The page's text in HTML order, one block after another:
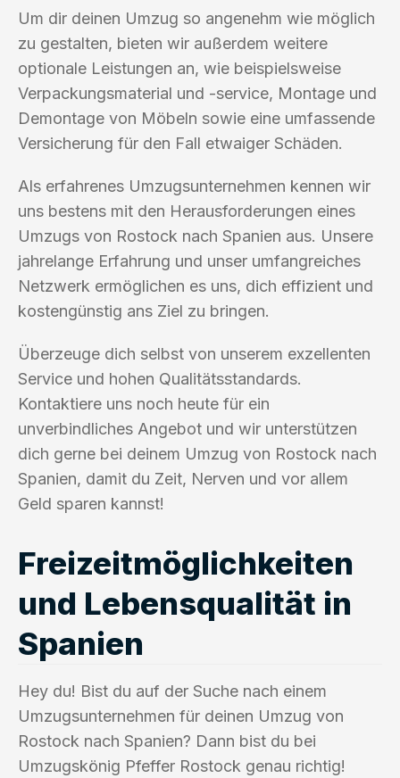
Um dir deinen Umzug so angenehm wie möglich
zu gestalten, bieten wir außerdem weitere
optionale Leistungen an, wie beispielsweise
Verpackungsmaterial und -service, Montage und
Demontage von Möbeln sowie eine umfassende
Versicherung für den Fall etwaiger Schäden.
Als erfahrenes Umzugsunternehmen kennen wir
uns bestens mit den Herausforderungen eines
Umzugs von Rostock nach Spanien aus. Unsere
jahrelange Erfahrung und unser umfangreiches
Netzwerk ermöglichen es uns, dich effizient und
kostengünstig ans Ziel zu bringen.
Überzeuge dich selbst von unserem exzellenten
Service und hohen Qualitätsstandards.
Kontaktiere uns noch heute für ein
unverbindliches Angebot und wir unterstützen
dich gerne bei deinem Umzug von Rostock nach
Spanien, damit du Zeit, Nerven und vor allem
Geld sparen kannst!
Freizeitmöglichkeiten
und Lebensqualität in
Spanien
Hey du! Bist du auf der Suche nach einem
Umzugsunternehmen für deinen Umzug von
Rostock nach Spanien? Dann bist du bei
Umzugskönig Pfeffer Rostock genau richtig!